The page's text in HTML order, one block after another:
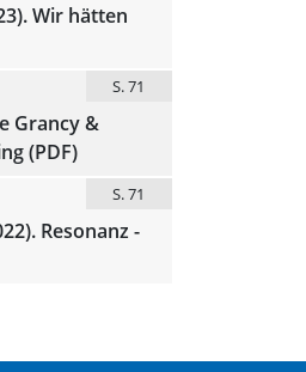
Wir hätten
S. 71
Grancy &
(PDF)
S. 71
Resonanz -